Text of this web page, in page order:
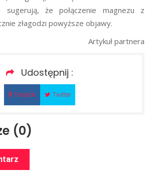
sugerują, że połączenie magnezu z
złagodzi powyższe objawy.
Artykuł partnera
Udostępnij :
Facebok Twitter
(0)